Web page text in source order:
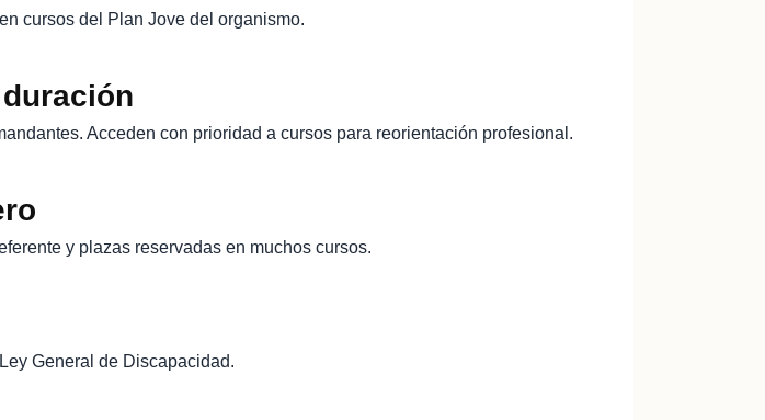
cursos del Plan Jove del organismo.
Acceden con prioridad a cursos para reorientación profesional.
y plazas reservadas en muchos cursos.
General de Discapacidad.